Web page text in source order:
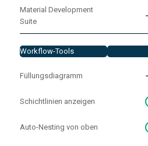
Material Development
Suite
Workflow-Tools
Füllungsdiagramm
Schichtlinien anzeigen
Auto-Nesting von oben